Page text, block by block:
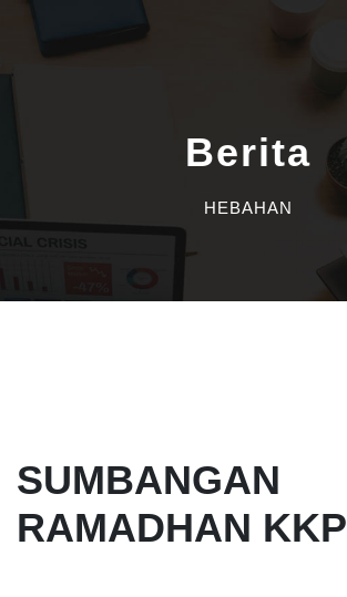
Berita
HEBAHAN
SUMBANGAN
RAMADHAN KKP